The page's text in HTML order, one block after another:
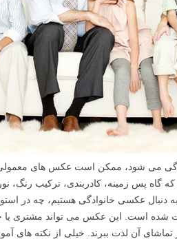
می شود، ممکن است عکس های معمولی از
پس زمینه، کادربندی، ترکیب رنگ، نور
دنبال عکسی خانوادگی هستیم، چه در
شده است. این عکس می تواند مشتری یا
آن لذت ببرند. خیلی از نکته های